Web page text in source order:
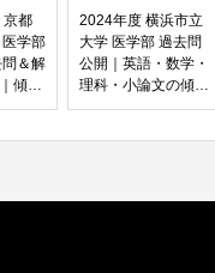
京都
学部
＆解
傾向
2024年度 横浜市立
大学 医学部 過去問
公開｜英語・数学・
理科・小論文の傾向
分析に最適